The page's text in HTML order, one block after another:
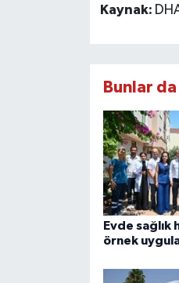
Kaynak:
Bunlar
Evde
örnek